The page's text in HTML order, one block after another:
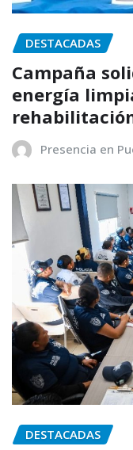
DESTACADAS
Campaña
energía
Presencia en
DESTACADAS